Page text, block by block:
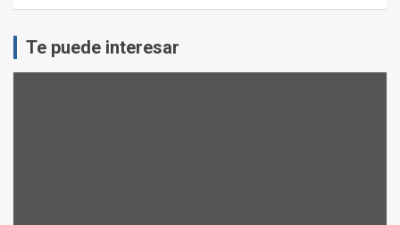
Te puede interesar